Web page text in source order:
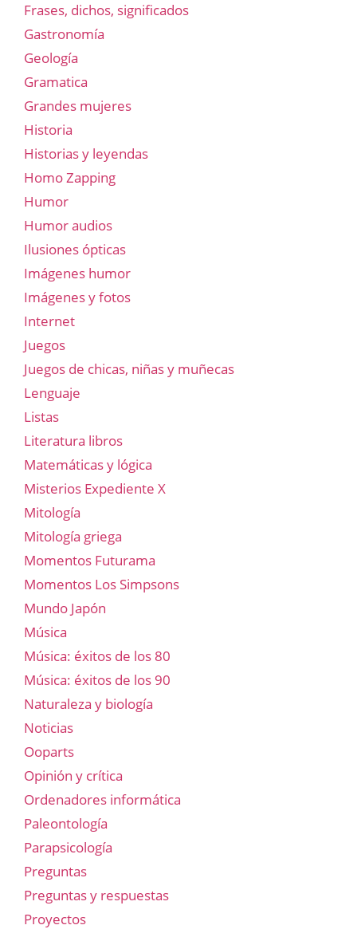
Frases, dichos, significados
Gastronomía
Geología
Gramatica
Grandes mujeres
Historia
Historias y leyendas
Homo Zapping
Humor
Humor audios
Ilusiones ópticas
Imágenes humor
Imágenes y fotos
Internet
Juegos
Juegos de chicas, niñas y muñecas
Lenguaje
Listas
Literatura libros
Matemáticas y lógica
Misterios Expediente X
Mitología
Mitología griega
Momentos Futurama
Momentos Los Simpsons
Mundo Japón
Música
Música: éxitos de los 80
Música: éxitos de los 90
Naturaleza y biología
Noticias
Ooparts
Opinión y crítica
Ordenadores informática
Paleontología
Parapsicología
Preguntas
Preguntas y respuestas
Proyectos